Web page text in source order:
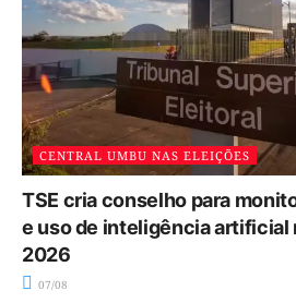
CENTRAL UMBU NAS ELEIÇÕES
TSE cria conselho para
e uso de inteligência artificial
2026
07/08